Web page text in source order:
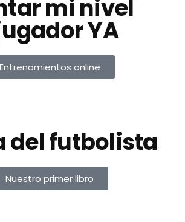
mi nivel
YA
Entrenamientos online
del futbolista
Nuestro primer libro